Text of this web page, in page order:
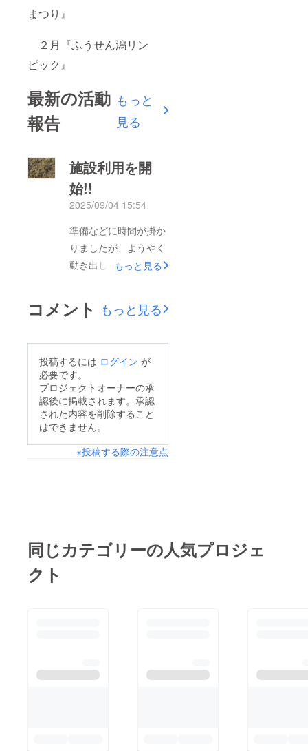
まつり』
２月『ふうせん潟リン
ピック』
最新の活動
報告
もっと
見る
施設利用を開
始!!
2025/09/04 15:54
準備などに時間が掛か
りましたが、ようやく
動き出しました。旧潟
ドでは、『JFAグリー
ンプロジェクト』を活
育館の利用も始まりま
した。
もっと見る
コメント もっと見る
投稿するには ログイン が
必要です。
プロジェクトオーナーの承
認後に掲載されます。承認
された内容を削除すること
はできません。
※投稿する際の注意点
同じカテゴリーの人気プロジェ
クト